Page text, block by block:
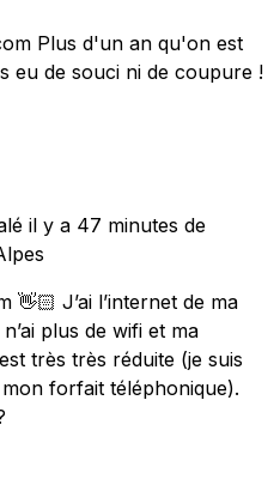
Plus d'un an qu'on est
eu de souci ni de coupure !
il y a 47 minutes de
J’ai l’internet de ma
plus de wifi et ma
très très réduite (je suis
forfait téléphonique).